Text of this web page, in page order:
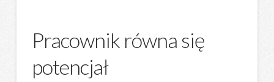
Pracownik równa się
potencjał